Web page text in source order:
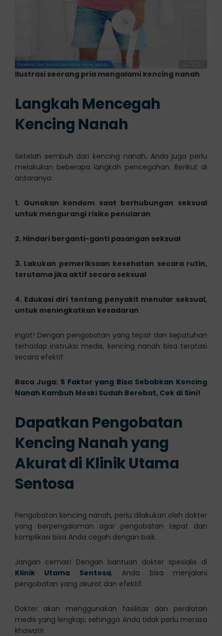
Ilustrasi seorang pria mengalami kencing nanah
Langkah Mencegah
Kencing Nanah
Setelah sembuh dari kencing nanah, Anda juga perlu
melakukan beberapa langkah pencegahan. Berikut di
antaranya:
1. Gunakan kondom saat berhubungan seksual
untuk mengurangi risiko penularan
2. Hindari berganti-ganti pasangan seksual
3. Lakukan pemeriksaan kesehatan secara rutin,
terutama jika aktif secara seksual
4. Edukasi diri tentang penyakit menular seksual,
untuk meningkatkan kesadaran
Ingat! Dengan pengobatan yang tepat dan kepatuhan
terhadap instruksi medis, kencing nanah bisa teratasi
secara efektif.
Baca Juga: 5 Faktor yang Bisa Sebabkan Kencing
Nanah Kambuh Meski Sudah Berobat, Cek di Sini!
Dapatkan Pengobatan
Kencing Nanah yang
Akurat di Klinik Utama
Sentosa
Pengobatan kencing nanah, perlu dilakukan oleh dokter
yang berpengalaman agar pengobatan tepat dan
komplikasi bisa Anda cegah dengan baik.
Jangan cemas! Dengan bantuan dokter spesialis di
Klinik Utama Sentosa, Anda bisa menjalani
pengobatan yang akurat dan efektif.
Dokter akan menggunakan fasilitas dan peralatan
medis yang lengkap, sehingga Anda tidak perlu merasa
khawatir.